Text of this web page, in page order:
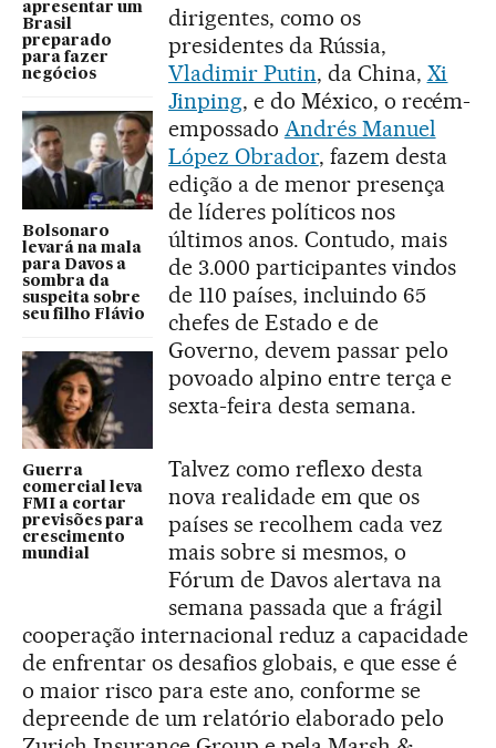
apresentar um
Brasil
preparado
para fazer
negócios
Bolsonaro
levará na mala
para Davos a
sombra da
suspeita sobre
seu filho Flávio
Guerra
comercial leva
FMI a cortar
previsões para
crescimento
mundial
dirigentes, como os
presidentes da Rússia,
Vladimir Putin, da China, Xi
Jinping, e do México, o recém-
empossado Andrés Manuel
López Obrador, fazem desta
edição a de menor presença
de líderes políticos nos
últimos anos. Contudo, mais
de 3.000 participantes vindos
de 110 países, incluindo 65
chefes de Estado e de
Governo, devem passar pelo
povoado alpino entre terça e
sexta-feira desta semana.
Talvez como reflexo desta
nova realidade em que os
países se recolhem cada vez
mais sobre si mesmos, o
Fórum de Davos alertava na
semana passada que a frágil
cooperação internacional reduz a capacidade
de enfrentar os desafios globais, e que esse é
o maior risco para este ano, conforme se
depreende de um relatório elaborado pelo